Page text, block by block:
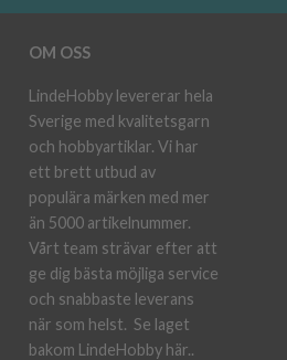
OM OSS
LindeHobby levererar hela
Sverige med kvalitetsgarn
och hobbyartiklar. Vi har
ett brett utbud av
populära märken med mer
än 5000 artikelnummer.
Vårt team strävar efter att
ge dig bästa möjliga service
och snabbaste leverans
när som helst. Se laget
bakom LindeHobby här..